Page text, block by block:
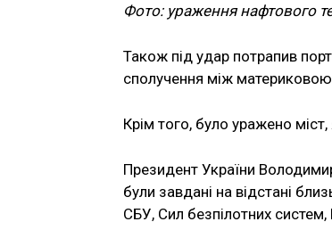
Фото: ураження нафтового
Також під удар потрапив
сполучення між
Крім того, було уражено
Президент України
були завдані на відстані
СБУ, Сил безпілотних систем,